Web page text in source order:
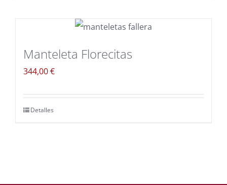
Manteleta Florecitas
344,00€
Detalles